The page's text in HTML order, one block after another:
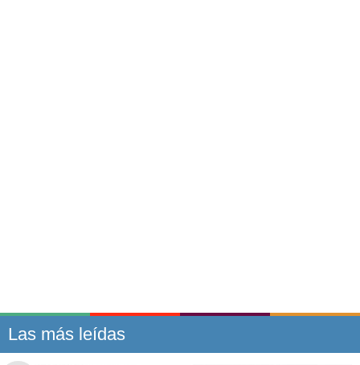
Las más leídas